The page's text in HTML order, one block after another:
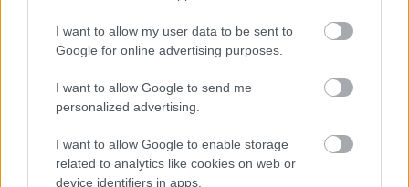
I want to allow my user data to be sent to
Google for online advertising purposes.
I want to allow Google to send me
personalized advertising.
I want to allow Google to enable storage
related to analytics like cookies on web or
device identifiers in apps.